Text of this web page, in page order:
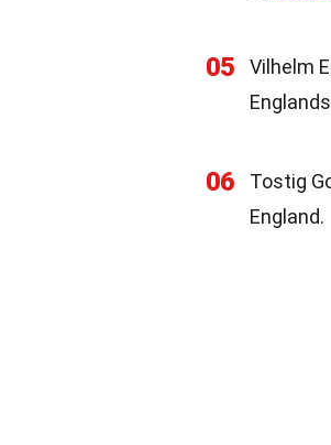
05
Vilhelm
06
Tostig
England.